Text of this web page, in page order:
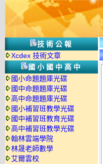
技術公報
Xcdex 技術文章
國小國中高中
國小命題題庫光碟
國中命題題庫光碟
高中命題題庫光碟
國小補習班教學光碟
國中補習班教育光碟
高中補習班教學光碟
翰林雲端學院
林晟老師數學
艾爾雲校